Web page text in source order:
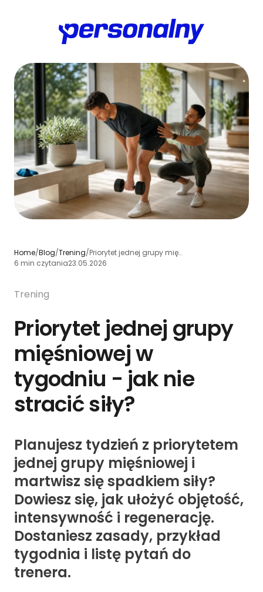
Home/Blog/Trening/
Priorytet jednej grupy mięśniowej w tygodniu - jak nie stracić siły?
6 min czytania23.05.2026
Trening
Priorytet jednej grupy
mięśniowej w
tygodniu - jak nie
stracić siły?
Planujesz tydzień z priorytetem
jednej grupy mięśniowej i
martwisz się spadkiem siły?
Dowiesz się, jak ułożyć objętość,
intensywność i regenerację.
Dostaniesz zasady, przykład
tygodnia i listę pytań do
trenera.